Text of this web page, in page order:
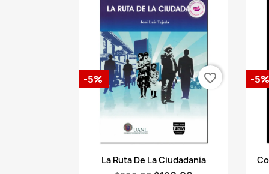
Vista rápida
La Ruta De La Ciudadanía
-5% favorite_border -5%